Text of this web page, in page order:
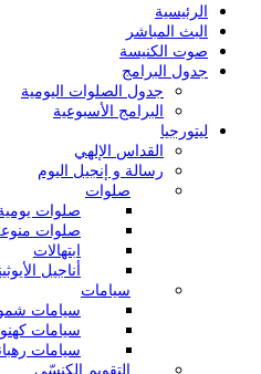
الرئيسية
البث المباشر
صوت الكنيسة
جدول البرامج
جدول الصلوات اليومية
البرامج الأسبوعية
ليتورجيا
القداس الإلهي
رسالة و إنجيل اليوم
صلوات
صلوات
صلوات
ابتهالات
أناجيل
سيامات
سيامات
سيامات
سيامات
التقويم الكنسّي